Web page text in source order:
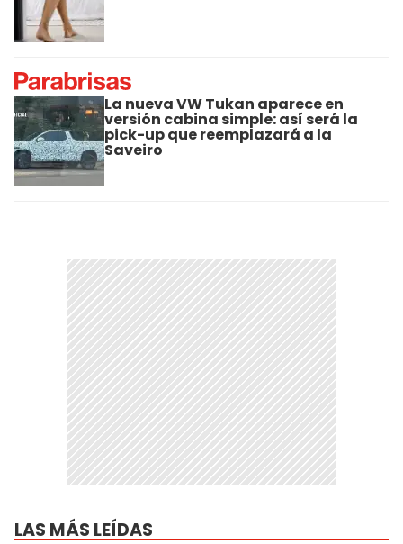
La nueva VW Tukan aparece en
versión cabina simple: así será la
pick-up que reemplazará a la
Saveiro
LAS MÁS LEÍDAS